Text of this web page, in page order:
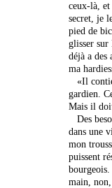
ceux-là,
secret, je
pied de
glisser sur
déjà a des
ma
«Il
gardien.
Mais il
Des
dans une
mon
puissent
bourgeois.
main,